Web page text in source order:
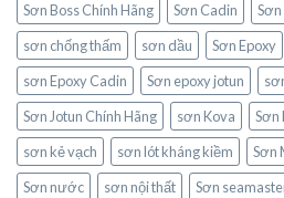
Sơn Boss Chính Hãng
Sơn Cadin
sơn chống thấm
sơn dầu Sơn Epoxy
sơn Epoxy Cadin
Sơn epoxy jotun
Sơn Jotun Chính Hãng
sơn Kova
Sơn
sơn kẻ vạch
sơn lót kháng kiềm Sơn
Sơn nước
sơn nội thất
Sơn